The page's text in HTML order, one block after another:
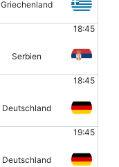
Griechenland
18:45
Serbien
18:45
Deutschland
19:45
Deutschland